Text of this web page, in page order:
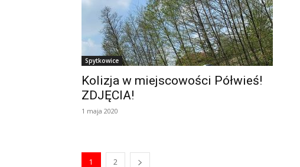
Spytkowice
Kolizja w miejscowości Półwieś!
ZDJĘCIA!
1 maja 2020
1 2